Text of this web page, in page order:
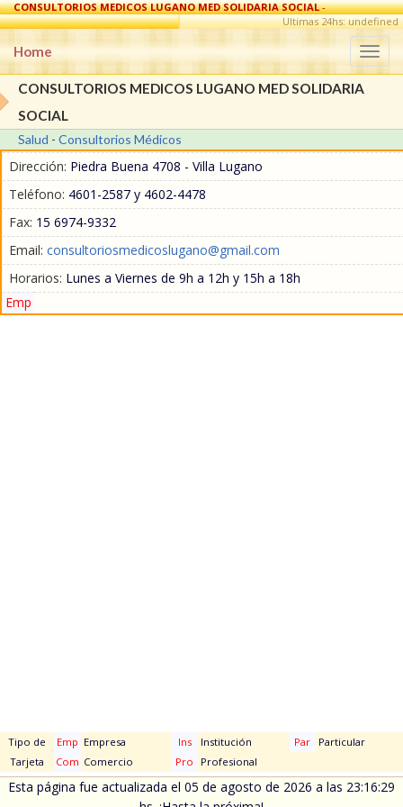
CONSULTORIOS MEDICOS LUGANO MED SOLIDARIA SOCIAL-
Consultorios Médicos - Salud en Villa Lugano
Ultimas 24hs: undefined
Home
CONSULTORIOS MEDICOS LUGANO MED SOLIDARIA
SOCIAL
Salud - Consultorios Médicos
Dirección: Piedra Buena 4708 - Villa Lugano
Teléfono: 4601-2587 y 4602-4478
Fax: 15 6974-9332
Email: consultoriosmedicoslugano@gmail.com
Horarios: Lunes a Viernes de 9h a 12h y 15h a 18h
Emp
Tipo de
Tarjeta
Emp Empresa Ins Institución Par
Particular
Com Comercio Pro Profesional
Esta página fue actualizada el 05 de agosto de 2026 a las 23:16:29